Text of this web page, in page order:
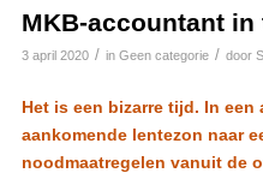
MKB-accountant
3 april 2020 / in Geen categorie / door
Het is een bizarre tijd. In
aankomende lentezon naar
noodmaatregelen vanuit de